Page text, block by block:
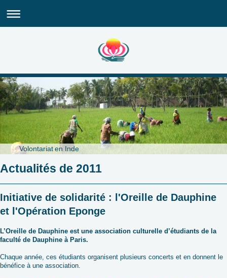
Volontariat en Inde
Actualités de 2011
Initiative de solidarité : l'Oreille de Dauphine
et l'Opération Eponge
L’Oreille de Dauphine est une association culturelle d’étudiants de la
faculté de Dauphine à Paris.
Chaque année, ces étudiants organisent plusieurs concerts et en donnent le
bénéfice à une association.